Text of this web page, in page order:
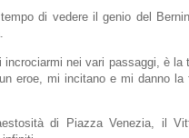
di vedere il genio del
nei vari passaggi, è la
eroe, mi incitano e mi danno la
di Piazza Venezia, il